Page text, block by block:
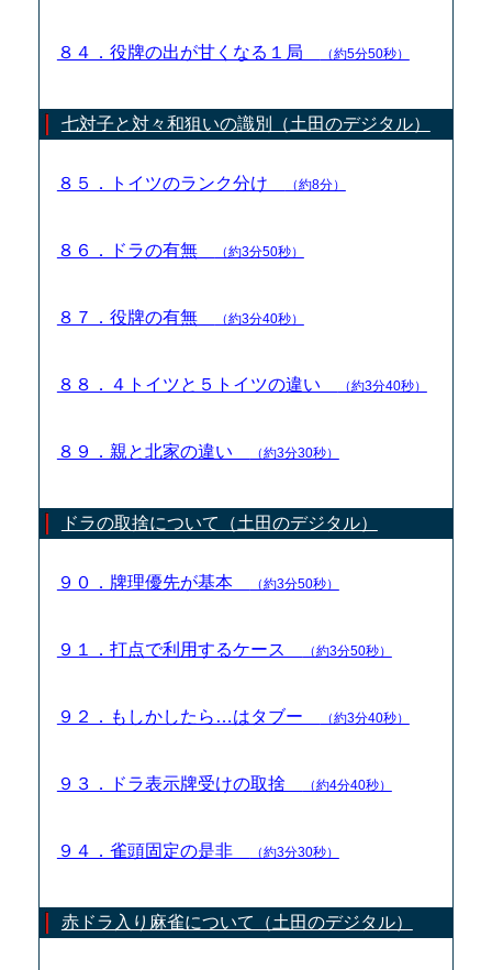
８４．役牌の出が甘くなる１局 （約5分50秒）
七対子と対々和狙いの識別（土田のデジタル）
８５．トイツのランク分け （約8分）
８６．ドラの有無 （約3分50秒）
８７．役牌の有無 （約3分40秒）
８８．４トイツと５トイツの違い （約3分40秒）
８９．親と北家の違い （約3分30秒）
ドラの取捨について（土田のデジタル）
９０．牌理優先が基本 （約3分50秒）
９１．打点で利用するケース （約3分50秒）
９２．もしかしたら…はタブー （約3分40秒）
９３．ドラ表示牌受けの取捨 （約4分40秒）
９４．雀頭固定の是非 （約3分30秒）
赤ドラ入り麻雀について（土田のデジタル）